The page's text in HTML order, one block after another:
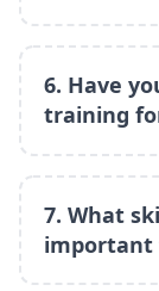
6. Have
training
7. What
important